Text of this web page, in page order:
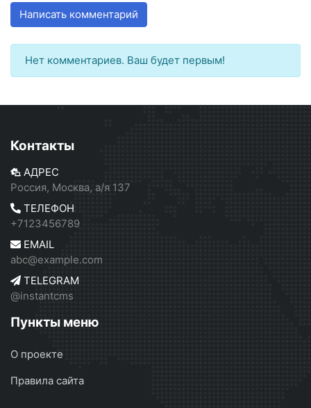
Написать комментарий
Нет комментариев. Ваш будет первым!
Контакты
АДРЕС
Россия, Москва, а/я 137
ТЕЛЕФОН
+7123456789
EMAIL
abc@example.com
TELEGRAM
@instantcms
Пункты меню
О проекте
Правила сайта